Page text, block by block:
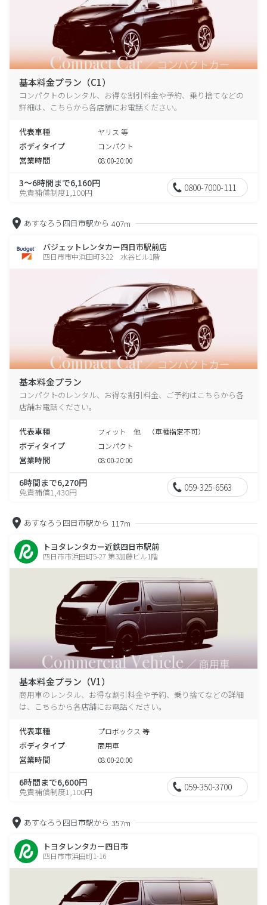
基本料金プラン（C1）
コンパクトのレンタル、お得な割引料金や予約、乗り捨てなどの
詳細は、こちらから各店舗にお電話ください。
代表車種 ヤリス 等
ボディタイプ コンパクト
営業時間 08:00-20:00
3～6時間まで6,160円
免責補償制度1,100円 0800-7000-111
あすなろう四日市駅から 407m
バジェットレンタカー四日市駅前店
四日市市中浜田町3-22 水谷ビル1階
基本料金プラン
コンパクトのレンタル、お得な割引料金、ご予約はこちらから各
店舗お電話ください。
代表車種 フィット 他 （車種指定不可）
ボディタイプ コンパクト
営業時間 08:00-20:00
6時間まで6,270円
免責補償1,430円 059-325-6563
あすなろう四日市駅から 117m
トヨタレンタカー近鉄四日市駅前
四日市市浜田町5-27 第3加藤ビル1階
基本料金プラン（V1）
商用車のレンタル、お得な割引料金や予約、乗り捨てなどの詳細
は、こちらから各店舗にお電話ください。
代表車種 プロボックス 等
ボディタイプ 商用車
営業時間 08:00-20:00
6時間まで6,600円
免責補償制度1,100円 059-350-3700
あすなろう四日市駅から 357m
トヨタレンタカー四日市
四日市市浜田町1-16